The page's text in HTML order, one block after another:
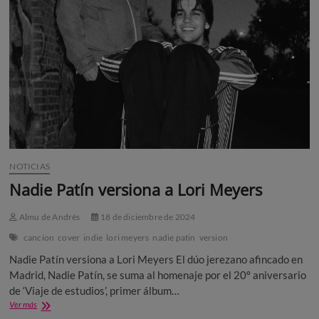
NOTICIAS
Nadie Patín versiona a Lori Meyers
Almu de Andrés
18 de diciembre de 2024
cancion cover indie lori meyers nadie patin version
Nadie Patín versiona a Lori Meyers El dúo jerezano afincado en
Madrid, Nadie Patín, se suma al homenaje por el 20º aniversario
de ‘Viaje de estudios’, primer álbum…
Ver másNadie